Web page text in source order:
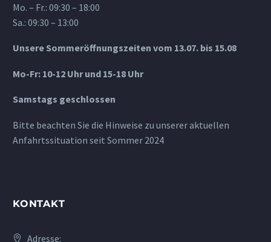
Mo. – Fr.: 09:30 – 18:00
Sa.: 09:30 – 13:00
Unsere Sommeröffnungszeiten vom 13.07. bis 15.08
Mo-Fr: 10-12 Uhr und 15-18 Uhr
Samstags geschlossen
Bitte beachten Sie die Hinweise zu unserer aktuellen
Anfahrtssituation seit Sommer 2024
KONTAKT
Adresse: